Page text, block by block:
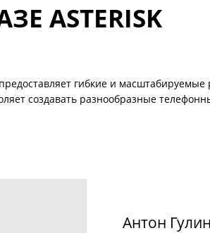
ASTERISK
гибкие и
создавать разнообразные
Антон Гулин